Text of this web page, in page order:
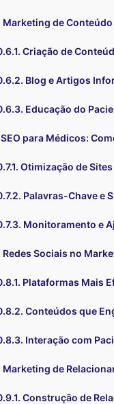
Marketing de
Criação de
Blog e Artigos
Educação do
SEO para Médicos:
Otimização de
Palavras-Chave e
Monitoramento e
Redes Sociais no
Plataformas Mais
Conteúdos que
Interação com
Marketing de
Construção de